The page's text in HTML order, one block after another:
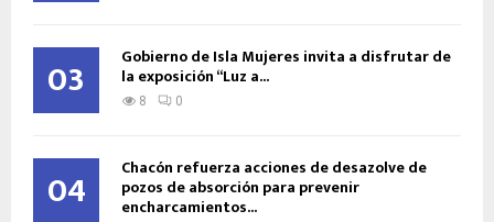
03 Gobierno de Isla Mujeres invita a disfrutar de
la exposición “Luz a...
8 0
04 Chacón refuerza acciones de desazolve de
pozos de absorción para prevenir
encharcamientos...